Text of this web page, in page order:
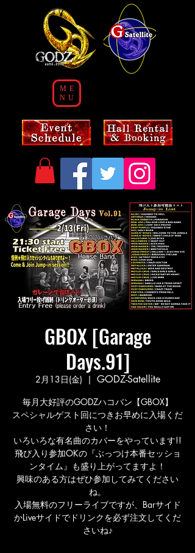
ME
NU
GBOX [Garage
Days.91]
2月13日(金)
  |
GODZ-Satellite
毎月大好評のGODZハコバン【GBOX】
スペシャルゲスト回につきお早めに入場くだ
さい！
いろいろな有名曲のカバーをやっています!!
飛び入り参加OKの『ぶっつけ本番セッショ
ンタイム』も盛り上がってますよ！
興味のある方はぜひ参加してみてください
ね。
入場無料のフリーライブですが、Barサイド
かLiveサイドでドリンクを必ず注文してくだ
さいね♪